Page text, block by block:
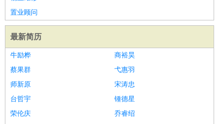
置业顾问
最新简历
牛励桦
商裕昊
蔡果群
弋惠羽
师新原
宋涛忠
台哲宇
锺德星
荣伦庆
乔睿绍